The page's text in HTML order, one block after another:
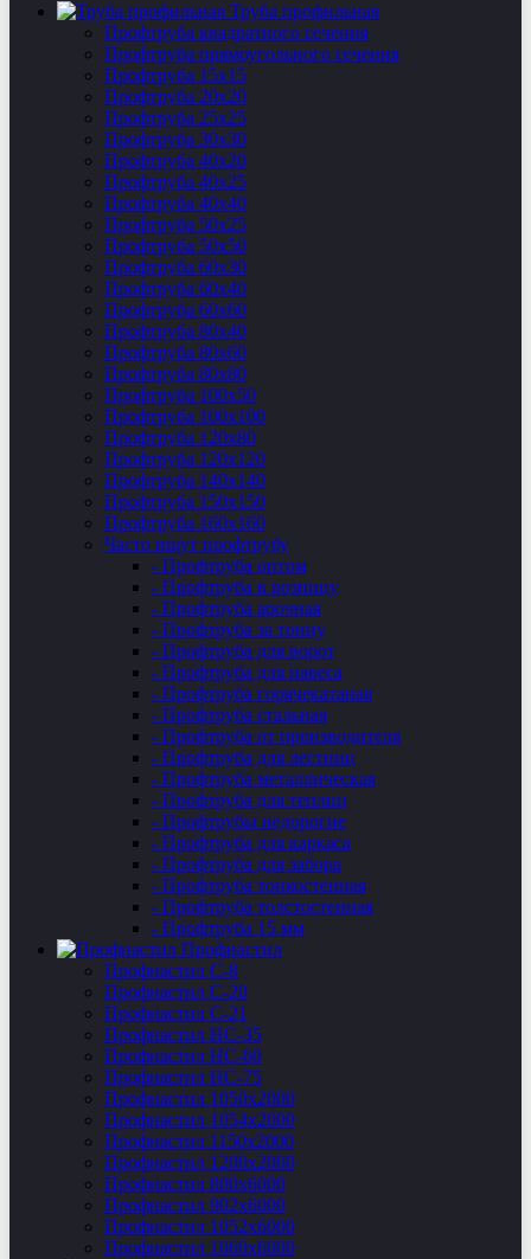
Труба профильная
Профтруба квадратного сечения
Профтруба прямоугольного сечения
Профтруба 15х15
Профтруба 20х20
Профтруба 25х25
Профтруба 30х30
Профтруба 40х20
Профтруба 40х25
Профтруба 40х40
Профтруба 50х25
Профтруба 50х50
Профтруба 60х30
Профтруба 60х40
Профтруба 60х60
Профтруба 80х40
Профтруба 80х60
Профтруба 80х80
Профтруба 100х50
Профтруба 100х100
Профтруба 120х80
Профтруба 120х120
Профтруба 140х140
Профтруба 150х150
Профтруба 160х160
Часто ищут профтрубу
- Профтруба оптом
- Профтруба в розницу
- Профтруба арочная
- Профтруба за тонну
- Профтруба для ворот
- Профтруба для навеса
- Профтруба горячекатаная
- Профтруба стальная
- Профтруба от производителя
- Профтруба для лестниц
- Профтруба металлическая
- Профтруба для теплиц
- Профтрубы недорогие
- Профтруба для каркаса
- Профтруба для забора
- Профтруба тонкостенная
- Профтруба толстостенная
- Профтруба 15 мм
Профнастил
Профнастил C-8
Профнастил С-20
Профнастил C-21
Профнастил НС-35
Профнастил НС-60
Профнастил НС-75
Профнастил 1050х2000
Профнастил 1054х2000
Профнастил 1150х2000
Профнастил 1200х2000
Профнастил 800х6000
Профнастил 902х6000
Профнастил 1052х6000
Профнастил 1060х6000